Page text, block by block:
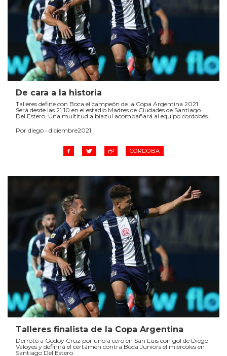
De cara a la historia
Talleres define con Boca el campeón de la Copa Argentina 2021.
Será desde las 21.10 en el estadio Madres de Ciudades de Santiago
Del Estero. Una multitud albiazul acompañará al equipo cordobés.
Por diego • diciembre2021
CÓRDOBA
Talleres finalista de la Copa Argentina
Derrotó a Godoy Cruz por uno a cero en San Luis con gol de Diego
Valoyes y definirá el certamen contra Boca Juniors el miércoles en
Santiago Del Estero.